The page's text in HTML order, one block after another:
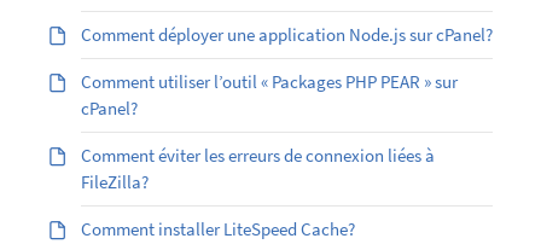
Comment déployer une application Node.js sur cPanel?
Comment utiliser l’outil « Packages PHP PEAR » sur
cPanel?
Comment éviter les erreurs de connexion liées à
FileZilla?
Comment installer LiteSpeed Cache?